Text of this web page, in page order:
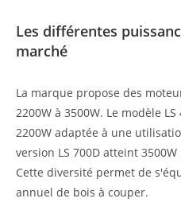
Les différentes
marché
La marque propose des
2200W à 3500W. Le modèle
2200W adaptée à une
version LS 700D atteint
Cette diversité permet de
annuel de bois à couper.